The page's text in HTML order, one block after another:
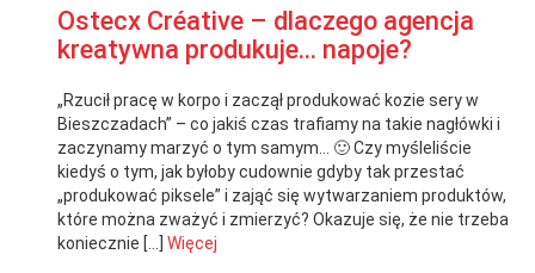
Ostecx Créative – dlaczego agencja
kreatywna produkuje… napoje?
„Rzucił pracę w korpo i zaczął produkować kozie sery w
Bieszczadach” – co jakiś czas trafiamy na takie nagłówki i
zaczynamy marzyć o tym samym… 🙂 Czy myśleliście
kiedyś o tym, jak byłoby cudownie gdyby tak przestać
„produkować piksele” i zająć się wytwarzaniem produktów,
które można zważyć i zmierzyć? Okazuje się, że nie trzeba
koniecznie […] Więcej